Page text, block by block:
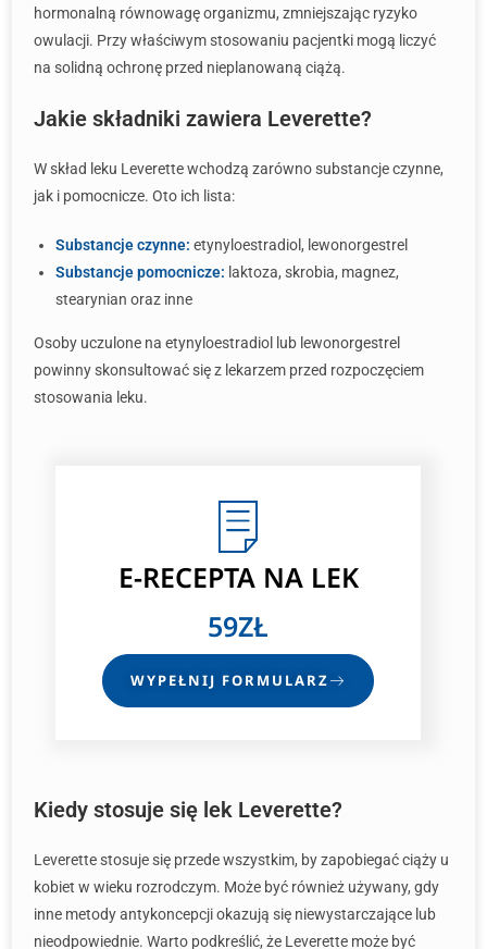
hormonalną równowagę organizmu, zmniejszając ryzyko
owulacji. Przy właściwym stosowaniu pacjentki mogą liczyć
na solidną ochronę przed nieplanowaną ciążą.
Jakie składniki zawiera Leverette?
W skład leku Leverette wchodzą zarówno substancje czynne,
jak i pomocnicze. Oto ich lista:
Substancje czynne: etynyloestradiol, lewonorgestrel
Substancje pomocnicze: laktoza, skrobia, magnez,
stearynian oraz inne
Osoby uczulone na etynyloestradiol lub lewonorgestrel
powinny skonsultować się z lekarzem przed rozpoczęciem
stosowania leku.
E-RECEPTANA LEK
59ZŁ
WYPEŁNIJ FORMULARZ
Kiedy stosuje się lek Leverette?
Leverette stosuje się przede wszystkim, by zapobiegać ciąży u
kobiet w wieku rozrodczym. Może być również używany, gdy
inne metody antykoncepcji okazują się niewystarczające lub
nieodpowiednie. Warto podkreślić, że Leverette może być